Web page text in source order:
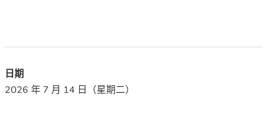
日期
2026 年 7 月 14 日（星期二）